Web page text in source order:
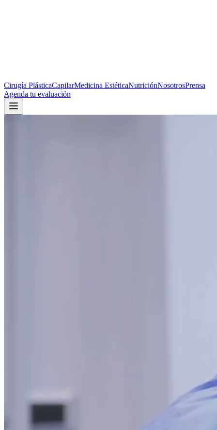
Cirugía PlásticaCapilarMedicina EstéticaNutriciónNosotrosPrensa
Agenda tu evaluación